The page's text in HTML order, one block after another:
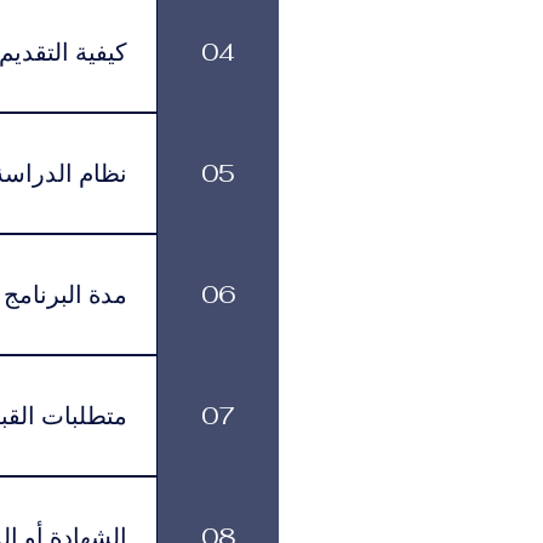
04 كيفية التقديم
يمكن تقديم طلب
القبول بمساعدتك خلال جميع مراحل التقديم والتسجيل.
05 نظام
يتم تقديم
06 مدة البرنامج
لكل برنامج مدة
07 متطلبات
يجب على